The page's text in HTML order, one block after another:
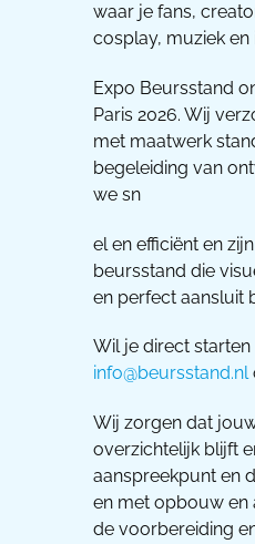
waar je fans,
cosplay, muziek
Expo Beursstand
Paris 2026. Wij
met maatwerk
begeleiding van
we sn
el en efficiënt en
beursstand die
en perfect aansluit
Wil je direct
info@beursstand.nl
Wij zorgen dat
overzichtelijk blijft
aanspreekpunt en
en met opbouw en
de voorbereiding